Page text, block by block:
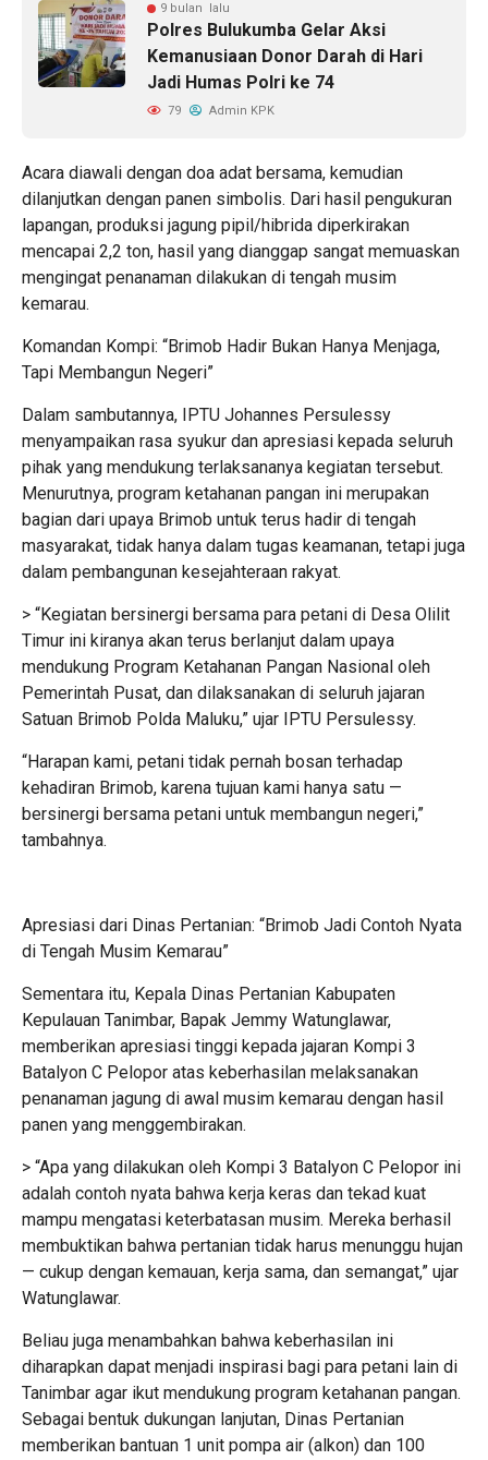
9 bulan lalu
Polres Bulukumba Gelar Aksi
Kemanusiaan Donor Darah di Hari
Jadi Humas Polri ke 74
79 Admin KPK
Acara diawali dengan doa adat bersama, kemudian
dilanjutkan dengan panen simbolis. Dari hasil pengukuran
lapangan, produksi jagung pipil/hibrida diperkirakan
mencapai 2,2 ton, hasil yang dianggap sangat memuaskan
mengingat penanaman dilakukan di tengah musim
kemarau.
Komandan Kompi: “Brimob Hadir Bukan Hanya Menjaga,
Tapi Membangun Negeri”
Dalam sambutannya, IPTU Johannes Persulessy
menyampaikan rasa syukur dan apresiasi kepada seluruh
pihak yang mendukung terlaksananya kegiatan tersebut.
Menurutnya, program ketahanan pangan ini merupakan
bagian dari upaya Brimob untuk terus hadir di tengah
masyarakat, tidak hanya dalam tugas keamanan, tetapi juga
dalam pembangunan kesejahteraan rakyat.
> “Kegiatan bersinergi bersama para petani di Desa Olilit
Timur ini kiranya akan terus berlanjut dalam upaya
mendukung Program Ketahanan Pangan Nasional oleh
Pemerintah Pusat, dan dilaksanakan di seluruh jajaran
Satuan Brimob Polda Maluku,” ujar IPTU Persulessy.
“Harapan kami, petani tidak pernah bosan terhadap
kehadiran Brimob, karena tujuan kami hanya satu —
bersinergi bersama petani untuk membangun negeri,”
tambahnya.
Apresiasi dari Dinas Pertanian: “Brimob Jadi Contoh Nyata
di Tengah Musim Kemarau”
Sementara itu, Kepala Dinas Pertanian Kabupaten
Kepulauan Tanimbar, Bapak Jemmy Watunglawar,
memberikan apresiasi tinggi kepada jajaran Kompi 3
Batalyon C Pelopor atas keberhasilan melaksanakan
penanaman jagung di awal musim kemarau dengan hasil
panen yang menggembirakan.
> “Apa yang dilakukan oleh Kompi 3 Batalyon C Pelopor ini
adalah contoh nyata bahwa kerja keras dan tekad kuat
mampu mengatasi keterbatasan musim. Mereka berhasil
membuktikan bahwa pertanian tidak harus menunggu hujan
— cukup dengan kemauan, kerja sama, dan semangat,” ujar
Watunglawar.
Beliau juga menambahkan bahwa keberhasilan ini
diharapkan dapat menjadi inspirasi bagi para petani lain di
Tanimbar agar ikut mendukung program ketahanan pangan.
Sebagai bentuk dukungan lanjutan, Dinas Pertanian
memberikan bantuan 1 unit pompa air (alkon) dan 100